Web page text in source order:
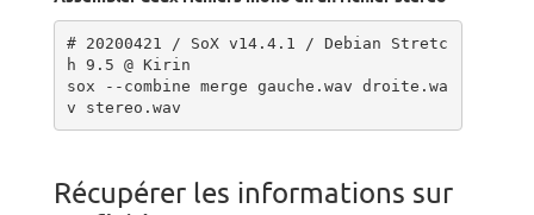
# 20200421 / SoX v14.4.1 / Debian Stretc
h 9.5 @ Kirin
sox --combine merge gauche.wav droite.wa
v stereo.wav
Récupérer les informations sur